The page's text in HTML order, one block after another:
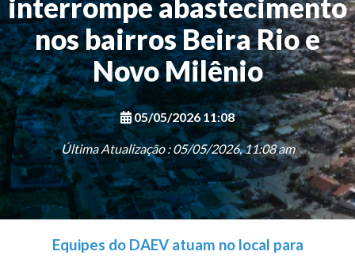
interrompe abastecimento
nos bairros Beira Rio e
Novo Milênio
05/05/2026 11:08
Última Atualização : 05/05/2026, 11:08 am
Equipes do DAEV atuam no local para